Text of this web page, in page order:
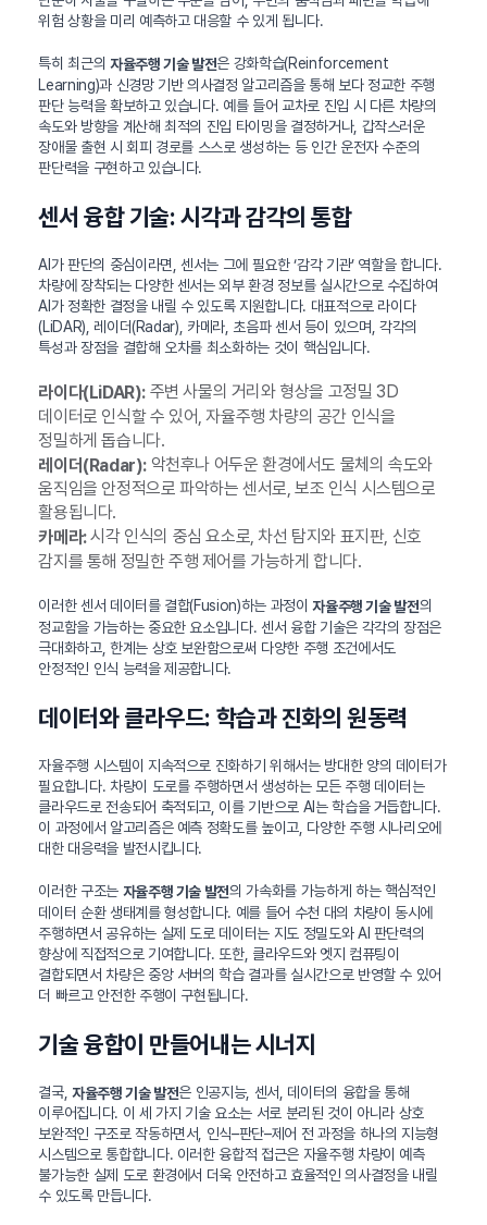
위험 상황을 미리 예측하고 대응할 수 있게 됩니다.
특히 최근의 자율주행 기술 발전은 강화학습(Reinforcement
Learning)과 신경망 기반 의사결정 알고리즘을 통해 보다 정교한 주행
판단 능력을 확보하고 있습니다. 예를 들어 교차로 진입 시 다른 차량의
속도와 방향을 계산해 최적의 진입 타이밍을 결정하거나, 갑작스러운
장애물 출현 시 회피 경로를 스스로 생성하는 등 인간 운전자 수준의
판단력을 구현하고 있습니다.
센서 융합 기술: 시각과 감각의 통합
AI가 판단의 중심이라면, 센서는 그에 필요한 ‘감각 기관’ 역할을 합니다.
차량에 장착되는 다양한 센서는 외부 환경 정보를 실시간으로 수집하여
AI가 정확한 결정을 내릴 수 있도록 지원합니다. 대표적으로 라이다
(LiDAR), 레이더(Radar), 카메라, 초음파 센서 등이 있으며, 각각의
특성과 장점을 결합해 오차를 최소화하는 것이 핵심입니다.
라이다(LiDAR):주변 사물의 거리와 형상을 고정밀 3D
데이터로 인식할 수 있어, 자율주행 차량의 공간 인식을
정밀하게 돕습니다.
레이더(Radar):악천후나 어두운 환경에서도 물체의 속도와
움직임을 안정적으로 파악하는 센서로, 보조 인식 시스템으로
활용됩니다.
카메라:시각 인식의 중심 요소로, 차선 탐지와 표지판, 신호
감지를 통해 정밀한 주행 제어를 가능하게 합니다.
이러한 센서 데이터를 결합(Fusion)하는 과정이자율주행 기술 발전의
정교함을 가늠하는 중요한 요소입니다. 센서 융합 기술은 각각의 장점은
극대화하고, 한계는 상호 보완함으로써 다양한 주행 조건에서도
안정적인 인식 능력을 제공합니다.
데이터와 클라우드: 학습과 진화의 원동력
자율주행 시스템이 지속적으로 진화하기 위해서는 방대한 양의 데이터가
필요합니다. 차량이 도로를 주행하면서 생성하는 모든 주행 데이터는
클라우드로 전송되어 축적되고, 이를 기반으로 AI는 학습을 거듭합니다.
이 과정에서 알고리즘은 예측 정확도를 높이고, 다양한 주행 시나리오에
대한 대응력을 발전시킵니다.
이러한 구조는 자율주행 기술 발전의 가속화를 가능하게 하는 핵심적인
데이터 순환 생태계를 형성합니다. 예를 들어 수천 대의 차량이 동시에
주행하면서 공유하는 실제 도로 데이터는 지도 정밀도와 AI 판단력의
향상에 직접적으로 기여합니다. 또한, 클라우드와 엣지 컴퓨팅이
결합되면서 차량은 중앙 서버의 학습 결과를 실시간으로 반영할 수 있어
더 빠르고 안전한 주행이 구현됩니다.
기술 융합이 만들어내는 시너지
결국, 자율주행 기술 발전은 인공지능, 센서, 데이터의 융합을 통해
이루어집니다. 이 세 가지 기술 요소는 서로 분리된 것이 아니라 상호
보완적인 구조로 작동하면서, 인식–판단–제어 전 과정을 하나의 지능형
시스템으로 통합합니다. 이러한 융합적 접근은 자율주행 차량이 예측
불가능한 실제 도로 환경에서 더욱 안전하고 효율적인 의사결정을 내릴
수 있도록 만듭니다.